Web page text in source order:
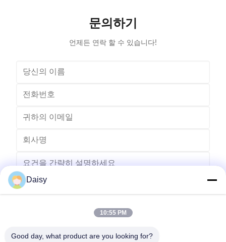
motor.Horizontal Winding Inserting
문의하기
언제든 연락 할 수 있습니다!
Daisy
10:55 PM
Good day, what product are you looking for?